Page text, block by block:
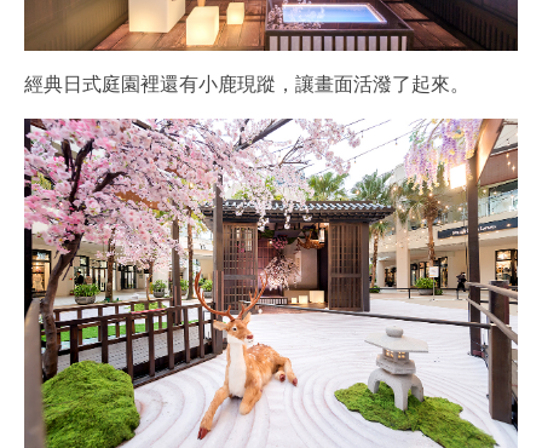
經典日式庭園裡還有小鹿現蹤，讓畫面活潑了起來。